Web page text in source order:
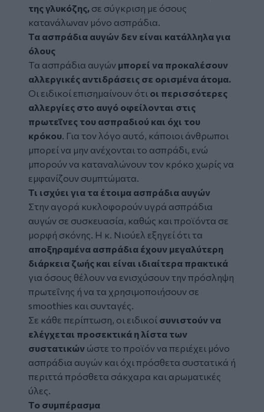
της γλυκόζης, σε σύγκριση με όσους
κατανάλωναν μόνο ασπράδια.
Τα ασπράδια αυγών δεν είναι κατάλληλα για
όλους
Tα ασπράδια αυγών μπορεί να προκαλέσουν
αλλεργικές αντιδράσεις σε ορισμένα άτομα.
Οι ειδικοί επισημαίνουν ότι οι περισσότερες
αλλεργίες στο αυγό οφείλονται στις
πρωτεΐνες του ασπραδιού και όχι του
κρόκου . Για τον λόγο αυτό, κάποιοι άνθρωποι
μπορεί να μην ανέχονται το ασπράδι, ενώ
μπορούν να καταναλώνουν τον κρόκο χωρίς να
εμφανίζουν συμπτώματα.
Τι ισχύει για τα έτοιμα ασπράδια αυγών
Στην αγορά κυκλοφορούν υγρά ασπράδια
αυγών σε συσκευασία, καθώς και προϊόντα σε
μορφή σκόνης. Η κ. Νιούελ εξηγεί ότι τα
αποξηραμένα ασπράδια έχουν μεγαλύτερη
διάρκεια ζωής και είναι ιδιαίτερα πρακτικά
για όσους θέλουν να ενισχύσουν την πρόσληψη
πρωτεΐνης ή να τα χρησιμοποιήσουν σε
smoothies και συνταγές.
Σε κάθε περίπτωση, οι ειδικοί συνιστούν να
ελέγχεται προσεκτικά η λίστα των
συστατικών ώστε το προϊόν να περιέχει μόνο
ασπράδια αυγών και όχι πρόσθετα συστατικά ή
περιττά πρόσθετα σάκχαρα και αρωματικές
ύλες.
Το συμπέρασμα